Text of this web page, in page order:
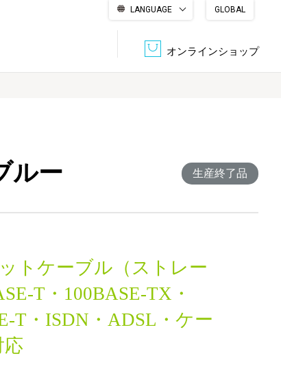
LANGUAGE
GLOBAL
オンラインショップ
パソコン周辺機器
クター・
学童用品
DPS（データ・プリント・サービス）
認証一覧
ー 生産終了品
トケーブル（ストレー
T・100BASE-TX・
T・ISDN・ADSL・ケー
応